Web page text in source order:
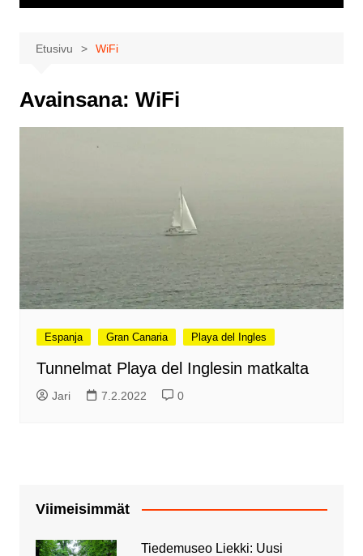
Etusivu WiFi
Avainsana: WiFi
Espanja Gran Canaria Playa del Ingles
Tunnelmat Playa del Inglesin matkalta
Jari 7.2.2022 0
Viimeisimmät
Tiedemuseo Liekki: Uusi